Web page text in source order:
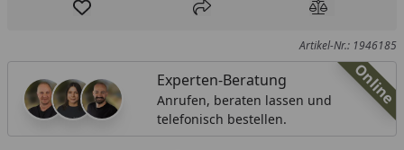
Produkt zur Wunschliste hinzufügen
Teilen Produkt
Artikel-Nr.: 1946185
Online
Experten-Beratung
Anrufen, beraten lassen und
telefonisch bestellen.